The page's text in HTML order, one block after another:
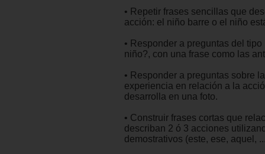
• Repetir frases sencillas que
acción: el niño barre o el niño
• Responder a preguntas del
niño?, con una frase como las
• Responder a preguntas sobre
experiencia en relación a la
desarrolla en una foto.
• Construir frases cortas que
describan 2 ó 3 acciones
demostrativos (este, ese, aquel,